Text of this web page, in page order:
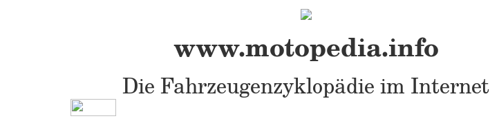
www.motopedia.info
Die Fahrzeugenzyklopädie im Internet